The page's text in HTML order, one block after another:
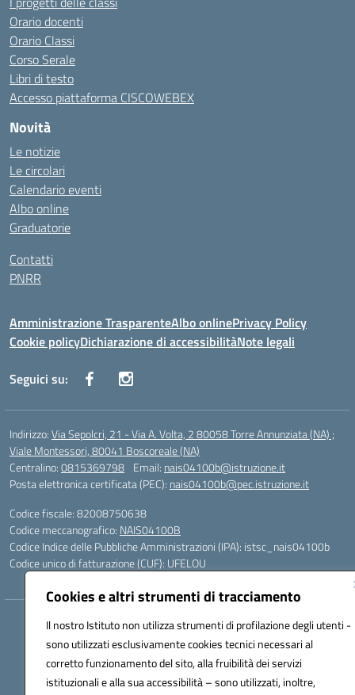
Cookies e altri strumenti di tracciamento
Il nostro Istituto non utilizza strumenti di profilazione degli utenti -
sono utilizzati esclusivamente cookies tecnici necessari al
corretto funzionamento del sito, alla fruibilità dei servizi
istituzionali e alla sua accessibilità – sono utilizzati, inoltre,
Orario docenti
Orario Classi
Corso Serale
Libri di testo
Accesso piattaforma CISCOWEBEX
Novità
Le notizie
Le circolari
Calendario eventi
Albo online
Graduatorie
Contatti
PNRR
Amministrazione TrasparenteAlbo onlinePrivacy Policy
Cookie policyDichiarazione di accessibilitàNote legali
Seguici su:
Indirizzo:Via Sepolcri, 21 - Via A. Volta, 2 80058 Torre Annunziata (NA) ;
Viale Montessori, 80041 Boscoreale (NA)
Centralino:0815369798 Email: nais04100b@istruzione.it
Posta elettronica certificata (PEC): nais04100b@pec.istruzione.it
Codice fiscale: 82008750638
Codice meccanografico: NAIS04100B
Codice Indice delle Pubbliche Amministrazioni (IPA): istsc_nais04100b
Codice unico di fatturazione (CUF): UFELOU
Hosting & Powered by 3D Solution S.r.l.
Concept & Design by Designers Italia